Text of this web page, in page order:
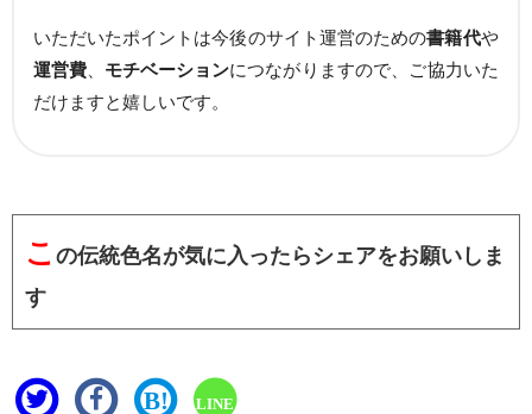
いただいたポイントは今後のサイト運営のための書籍代や
運営費、 モチベーションにつながりますので、ご協力いた
だけますと嬉しいです。
こ の伝統色名が気に入ったらシェアをお願いしま
す
B! LINE